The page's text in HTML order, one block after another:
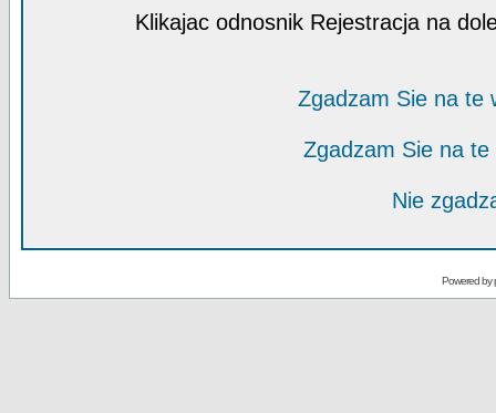
Klikajac odnosnik Rejestracja na
Zgadzam Sie na te
Zgadzam Sie na
Nie
Powered by